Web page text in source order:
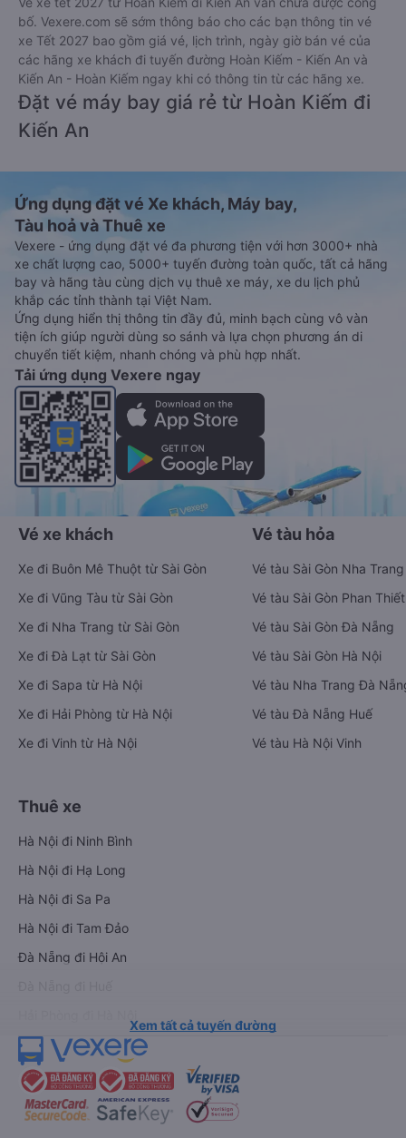
bố. Vexere.com sẽ sớm thông báo cho các bạn thông tin vé
xe Tết 2027 bao gồm giá vé, lịch trình, ngày giờ bán vé của
các hãng xe khách đi tuyến đường Hoàn Kiếm - Kiến An và
Kiến An - Hoàn Kiếm ngay khi có thông tin từ các hãng xe.
Đặt vé máy bay giá rẻ từ Hoàn Kiếm đi
Kiến An
Ứng dụng đặt vé Xe khách, Máy bay,
Tàu hoả và Thuê xe
Vexere - ứng dụng đặt vé đa phương tiện với hơn 3000+ nhà
xe chất lượng cao, 5000+ tuyến đường toàn quốc, tất cả hãng
bay và hãng tàu cùng dịch vụ thuê xe máy, xe du lịch phủ
khắp các tỉnh thành tại Việt Nam.
Ứng dụng hiển thị thông tin đầy đủ, minh bạch cùng vô vàn
tiện ích giúp người dùng so sánh và lựa chọn phương án di
chuyển tiết kiệm, nhanh chóng và phù hợp nhất.
Tải ứng dụng Vexere ngay
Vé xe khách
Xe đi Buôn Mê Thuột từ Sài Gòn
Xe đi Vũng Tàu từ Sài Gòn
Xe đi Nha Trang từ Sài Gòn
Xe đi Đà Lạt từ Sài Gòn
Xe đi Sapa từ Hà Nội
Xe đi Hải Phòng từ Hà Nội
Xe đi Vinh từ Hà Nội
Vé tàu hỏa
Vé tàu Sài Gòn Nha Trang
Vé tàu Sài Gòn Phan Thiết
Vé tàu Sài Gòn Đà Nẵng
Vé tàu Sài Gòn Hà Nội
Vé tàu Nha Trang Đà
Vé tàu Đà Nẵng Huế
Vé tàu Hà Nội Vinh
Thuê xe
Hà Nội đi Ninh Bình
Hà Nội đi Hạ Long
Hà Nội đi Sa Pa
Hà Nội đi Tam Đảo
Đà Nẵng đi Hội An
Xem tất cả tuyến đường